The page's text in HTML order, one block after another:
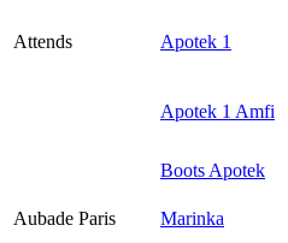
Attends Apotek 1
Apotek 1 Amfi
Boots Apotek
Aubade Paris
Marinka